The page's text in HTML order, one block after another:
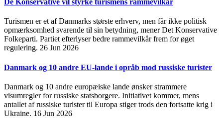
De Konservative vil styrke turismens rammevilkår
Turismen er et af Danmarks største erhverv, men får ikke politisk
opmærksomhed svarende til sin betydning, mener Det Konservative
Folkeparti. Partiet efterlyser bedre rammevilkår frem for øget
regulering. 26 Jun 2026
Danmark og 10 andre EU-lande i opråb mod russiske turister
Danmark og 10 andre europæiske lande ønsker strammere
visumregler for russiske statsborgere. Initiativet kommer, mens
antallet af russiske turister til Europa stiger trods den fortsatte krig i
Ukraine. 16 Jun 2026